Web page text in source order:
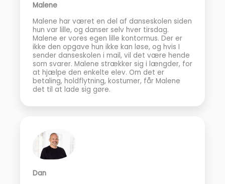
Malene
Malene har været en del af danseskolen siden
hun var lille, og danser selv hver tirsdag.
Malene er vores egen lille kontormus. Der er
ikke den opgave hun ikke kan løse, og hvis I
sender danseskolen i mail, vil det være hende
som svarer. Malene strækker sig i længder, for
at hjælpe den enkelte elev. Om det er
betaling, holdflytning, kostumer, får Malene
det til at lade sig gøre.
Dan